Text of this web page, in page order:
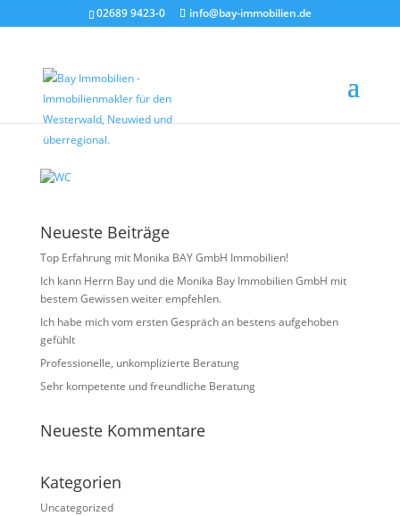
02689 9423-0 info@bay-immobilien.de
WC
vonChristian Bay|Juni 8, 2026
Neueste Beiträge
Top Erfahrung mit Monika BAY GmbH Immobilien!
Ich kann Herrn Bay und die Monika Bay Immobilien GmbH mit
bestem Gewissen weiter empfehlen.
Ich habe mich vom ersten Gespräch an bestens aufgehoben
gefühlt
Professionelle, unkomplizierte Beratung
Sehr kompetente und freundliche Beratung
Neueste Kommentare
Kategorien
Uncategorized